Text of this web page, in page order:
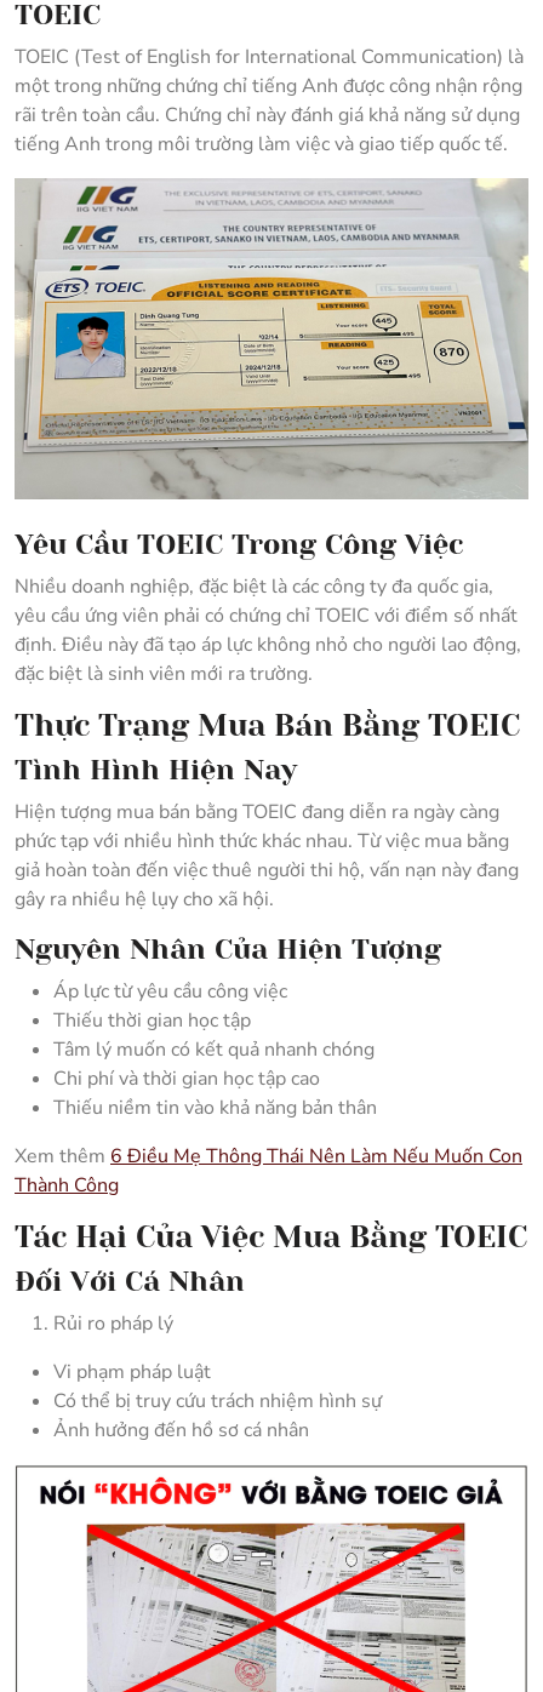
TOEIC
TOEIC (Test of English for International Communication) là
một trong những chứng chỉ tiếng Anh được công nhận rộng
rãi trên toàn cầu. Chứng chỉ này đánh giá khả năng sử dụng
tiếng Anh trong môi trường làm việc và giao tiếp quốc tế.
Yêu Cầu TOEIC Trong Công Việc
Nhiều doanh nghiệp, đặc biệt là các công ty đa quốc gia,
yêu cầu ứng viên phải có chứng chỉ TOEIC với điểm số nhất
định. Điều này đã tạo áp lực không nhỏ cho người lao động,
đặc biệt là sinh viên mới ra trường.
Thực Trạng Mua Bán Bằng TOEIC
Tình Hình Hiện Nay
Hiện tượng mua bán bằng TOEIC đang diễn ra ngày càng
phức tạp với nhiều hình thức khác nhau. Từ việc mua bằng
giả hoàn toàn đến việc thuê người thi hộ, vấn nạn này đang
gây ra nhiều hệ lụy cho xã hội.
Nguyên Nhân Của Hiện Tượng
Áp lực từ yêu cầu công việc
Thiếu thời gian học tập
Tâm lý muốn có kết quả nhanh chóng
Chi phí và thời gian học tập cao
Thiếu niềm tin vào khả năng bản thân
Xem thêm 6 Điều Mẹ Thông Thái Nên Làm Nếu Muốn Con
Thành Công
Tác Hại Của Việc Mua Bằng TOEIC
Đối Với Cá Nhân
Rủi ro pháp lý
Vi phạm pháp luật
Có thể bị truy cứu trách nhiệm hình sự
Ảnh hưởng đến hồ sơ cá nhân